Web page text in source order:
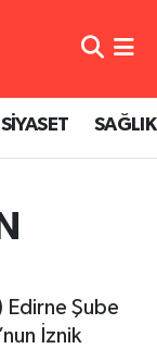
SİYASET SAĞLIK
Şube
İznik